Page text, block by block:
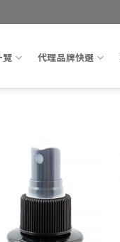
覽 代理品牌快選